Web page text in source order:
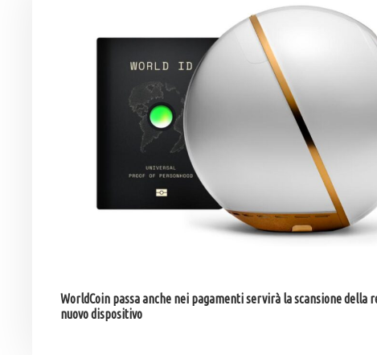
WorldCoin passa anche nei pagamenti servirà la scansione della
nuovo dispositivo